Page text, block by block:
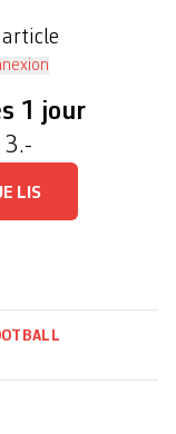
[…]
article
1 jour
3.-
LIS